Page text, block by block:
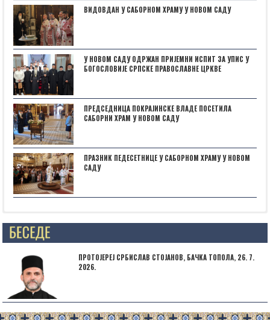
ВИДОВДАН У САБОРНОМ ХРАМУ У НОВОМ САДУ
У НОВОМ САДУ ОДРЖАН ПРИЈЕМНИ ИСПИТ ЗА УПИС У
БОГОСЛОВИЈЕ СРПСКЕ ПРАВОСЛАВНЕ ЦРКВЕ
ПРЕДСЕДНИЦА ПОКРАЈИНСКЕ ВЛАДЕ ПОСЕТИЛА
САБОРНИ ХРАМ У НОВОМ САДУ
ПРАЗНИК ПЕДЕСЕТНИЦЕ У САБОРНОМ ХРАМУ У НОВОМ
САДУ
Posts not found
ПРОТОЈЕРЕЈ СРБИСЛАВ СТОЈАНОВ, БАЧКА ТОПОЛА, 26. 7.
2026.